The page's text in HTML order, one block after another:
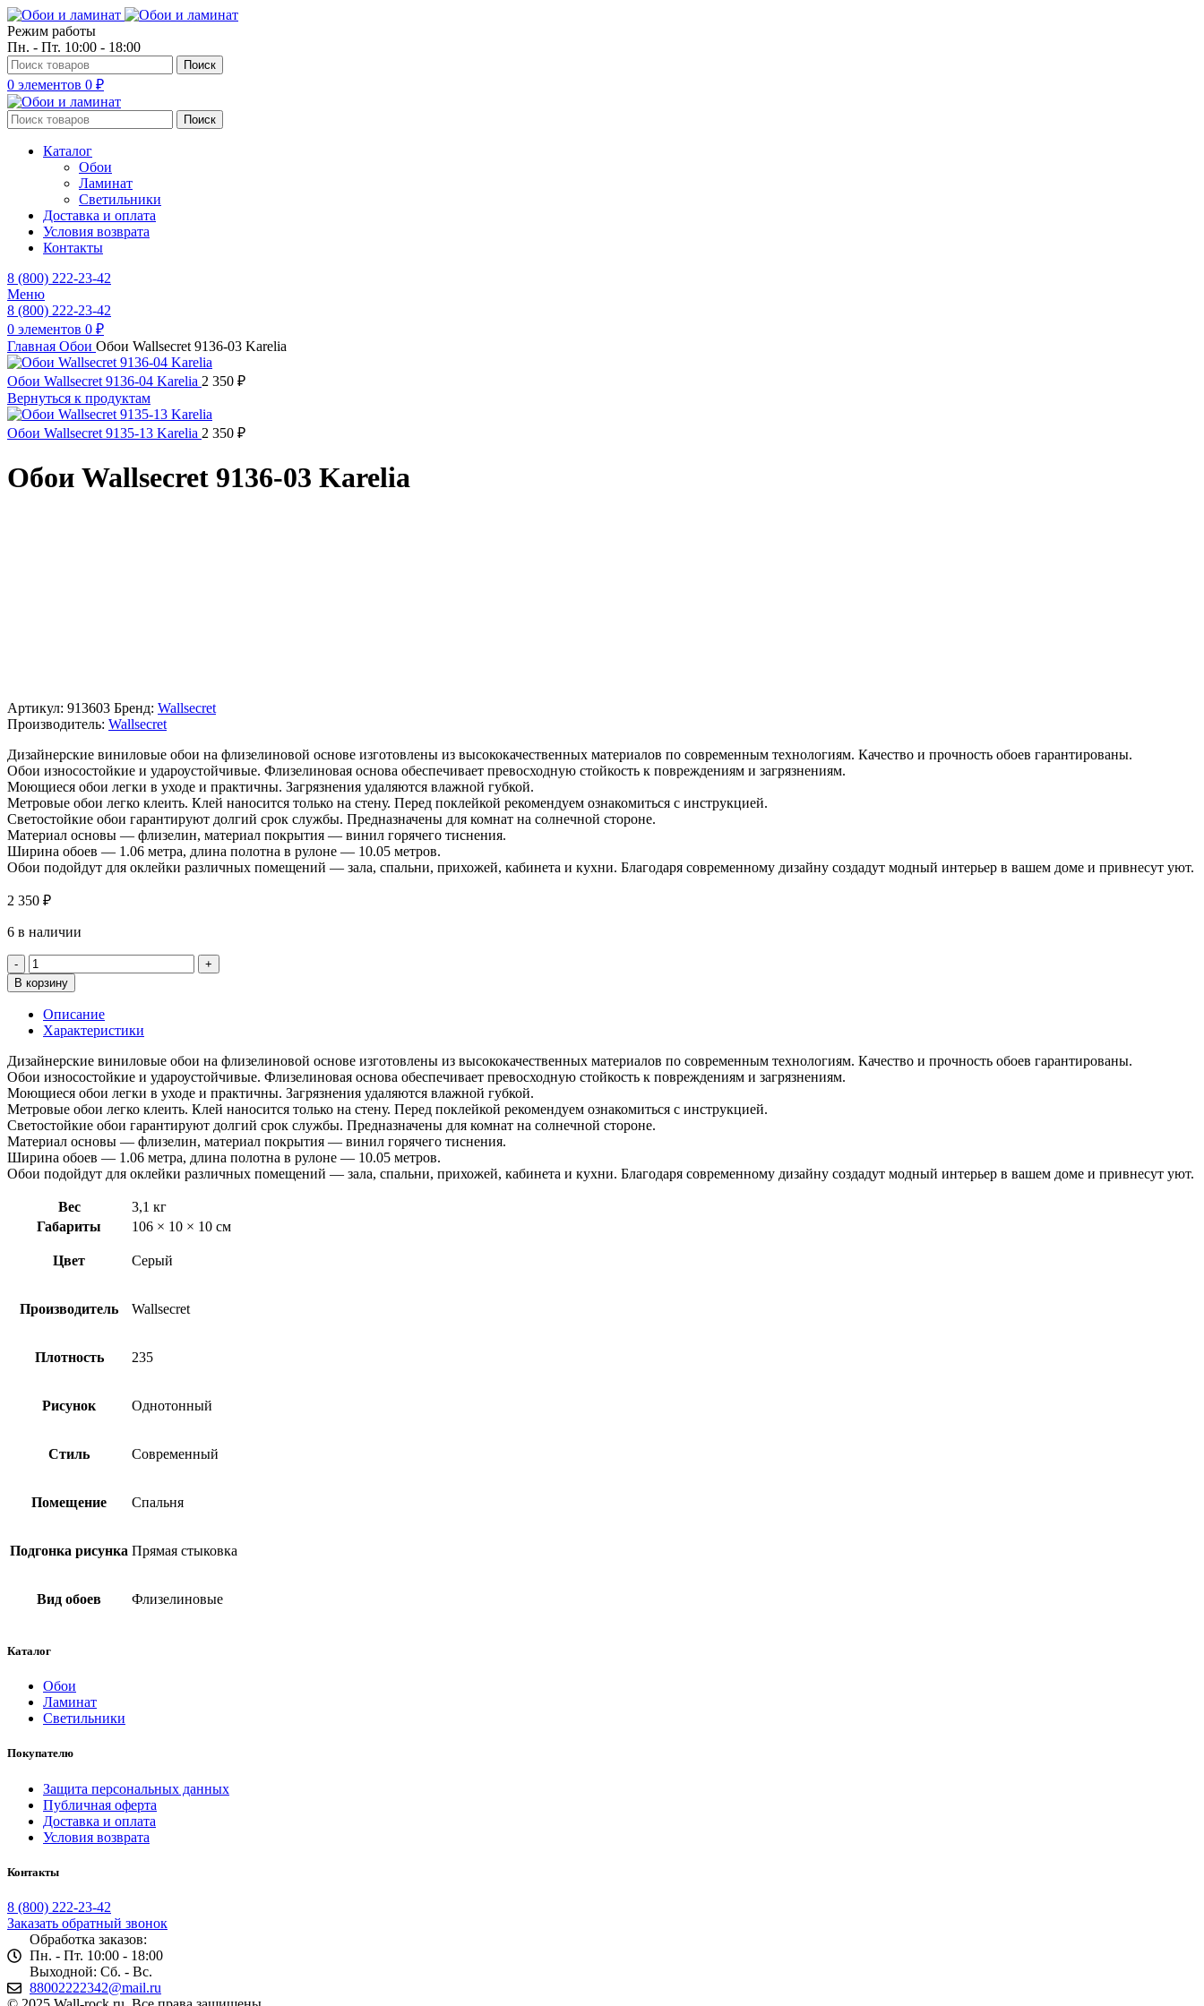
Режим работы
Пн. - Пт. 10:00 - 18:00
Поиск
0 элементов 0 ₽
Поиск
Каталог
Обои
Ламинат
Светильники
Доставка и оплата
Условия возврата
Контакты
8 (800) 222-23-42
Меню
8 (800) 222-23-42
0 элементов 0 ₽
Главная Обои Обои Wallsecret 9136-03 Karelia
Обои Wallsecret 9136-04 Karelia 2 350 ₽
Вернуться к продуктам
Обои Wallsecret 9135-13 Karelia 2 350 ₽
Обои Wallsecret 9136-03 Karelia
Артикул: 913603 Бренд: Wallsecret
Производитель: Wallsecret
Дизайнерские виниловые обои на флизелиновой основе изготовлены из высококачественных материалов по современным технологиям. Качество и прочность обоев гарантированы.
Обои износостойкие и удароустойчивые. Флизелиновая основа обеспечивает превосходную стойкость к повреждениям и загрязнениям.
Моющиеся обои легки в уходе и практичны. Загрязнения удаляются влажной губкой.
Метровые обои легко клеить. Клей наносится только на стену. Перед поклейкой рекомендуем ознакомиться с инструкцией.
Светостойкие обои гарантируют долгий срок службы. Предназначены для комнат на солнечной стороне.
Материал основы — флизелин, материал покрытия — винил горячего тиснения.
Ширина обоев — 1.06 метра, длина полотна в рулоне — 10.05 метров.
Обои подойдут для оклейки различных помещений — зала, спальни, прихожей, кабинета и кухни. Благодаря современному дизайну создадут модный интерьер в вашем доме и привнесут уют.
2 350 ₽
6 в наличии
Количество
товара
Обои
Wallsecret
9136-
Karelia
В корзину
Описание
Характеристики
Дизайнерские виниловые обои на флизелиновой основе изготовлены из высококачественных материалов по современным технологиям. Качество и прочность обоев гарантированы.
Обои износостойкие и удароустойчивые. Флизелиновая основа обеспечивает превосходную стойкость к повреждениям и загрязнениям.
Моющиеся обои легки в уходе и практичны. Загрязнения удаляются влажной губкой.
Метровые обои легко клеить. Клей наносится только на стену. Перед поклейкой рекомендуем ознакомиться с инструкцией.
Светостойкие обои гарантируют долгий срок службы. Предназначены для комнат на солнечной стороне.
Материал основы — флизелин, материал покрытия — винил горячего тиснения.
Ширина обоев — 1.06 метра, длина полотна в рулоне — 10.05 метров.
Обои подойдут для оклейки различных помещений — зала, спальни, прихожей, кабинета и кухни. Благодаря современному дизайну создадут модный интерьер в вашем доме и привнесут уют.
Вес
3,1 кг
Габариты
106 × 10 × 10 см
Цвет Серый
Производитель Wallsecret
Плотность 235
Рисунок Однотонный
Стиль Современный
Помещение Спальня
Подгонка рисунка Прямая стыковка
Вид обоев Флизелиновые
Каталог
Обои
Ламинат
Светильники
Покупателю
Защита персональных данных
Публичная оферта
Доставка и оплата
Условия возврата
Контакты
8 (800) 222-23-42
Заказать обратный звонок
Обработка заказов:
Пн. - Пт. 10:00 - 18:00
Выходной: Сб. - Вс.
88002222342@mail.ru